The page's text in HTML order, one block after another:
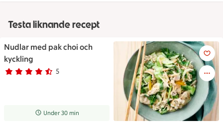
Testa liknande recept
Nudlar med pak choi och
kyckling
Betyg 4.6 av 5. 5
5 personer har röstat
Receptet tar Under 30 min att tillaga
Under 30 min
Nudlar med pak choi och